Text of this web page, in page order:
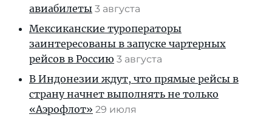
авиабилеты 3 августа
Мексиканские туроператоры
заинтересованы в запуске чартерных
рейсов в Россию 3 августа
В Индонезии ждут, что прямые рейсы в
страну начнет выполнять не только
«Аэрофлот» 29 июля